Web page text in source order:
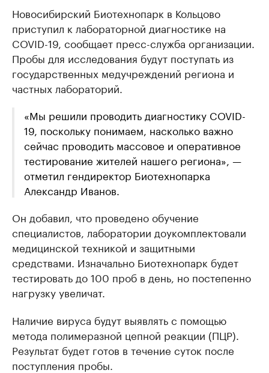
Новосибирский Биотехнопарк в Кольцово
приступил к лабораторной диагностике на
COVID-19, сообщает пресс-служба организации.
Пробы для исследования будут поступать из
государственных медучреждений региона и
частных лабораторий.
«Мы решили проводить диагностику COVID-
19, поскольку понимаем, насколько важно
сейчас проводить массовое и оперативное
тестирование жителей нашего региона», —
отметил гендиректор Биотехнопарка
Александр Иванов.
Он добавил, что проведено обучение
специалистов, лаборатории доукомплектовали
медицинской техникой и защитными
средствами. Изначально Биотехнопарк будет
тестировать до 100 проб в день, но постепенно
нагрузку увеличат.
Наличие вируса будут выявлять с помощью
метода полимеразной цепной реакции (ПЦР).
Результат будет готов в течение суток после
поступления пробы.